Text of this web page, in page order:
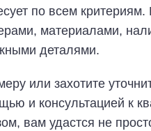
по всем
материалами,
деталями.
или захотите
и консультацией к
вам удастся не